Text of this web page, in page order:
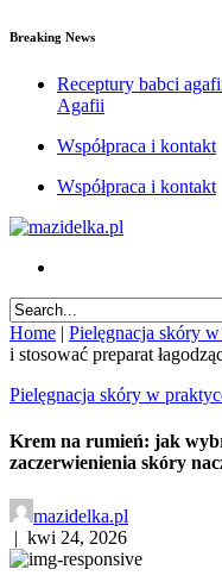
Breaking News
Receptury babci
Agafii
Współpraca i kontakt
Współpraca i kontakt
Home | Pielęgnacja skóry
i stosować preparat
Pielęgnacja skóry w
Krem na rumień: jak
zaczerwienienia skóry
mazidelka.pl
kwi 24, 2026